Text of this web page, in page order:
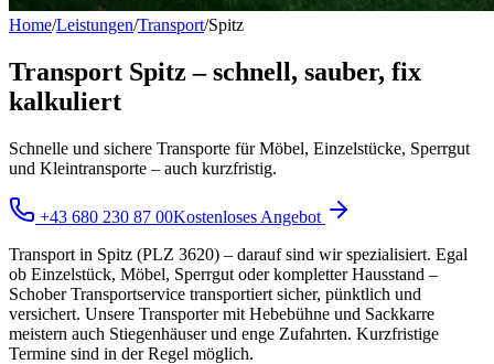
Home/Leistungen/Transport/Spitz
Transport Spitz – schnell, sauber, fix
kalkuliert
Schnelle und sichere Transporte für Möbel, Einzelstücke, Sperrgut
und Kleintransporte – auch kurzfristig.
+43 680 230 87 00Kostenloses Angebot
Transport in Spitz (PLZ 3620) – darauf sind wir spezialisiert. Egal
ob Einzelstück, Möbel, Sperrgut oder kompletter Hausstand –
Schober Transportservice transportiert sicher, pünktlich und
versichert. Unsere Transporter mit Hebebühne und Sackkarre
meistern auch Stiegenhäuser und enge Zufahrten. Kurzfristige
Termine sind in der Regel möglich.